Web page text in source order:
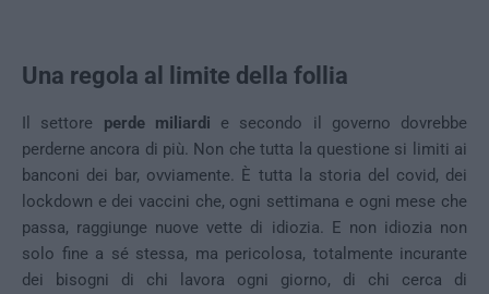
Una regola al limite della follia
Il settore perde miliardi e secondo il governo dovrebbe
perderne ancora di più. Non che tutta la questione si limiti ai
banconi dei bar, ovviamente. È tutta la storia del covid, dei
lockdown e dei vaccini che, ogni settimana e ogni mese che
passa, raggiunge nuove vette di idiozia. E non idiozia non
solo fine a sé stessa, ma pericolosa, totalmente incurante
dei bisogni di chi lavora ogni giorno, di chi cerca di